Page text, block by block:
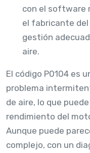
con el software
el fabricante
gestión
aire.
El código P0104 es
problema
de aire, lo que
rendimiento del
Aunque puede
complejo, con un